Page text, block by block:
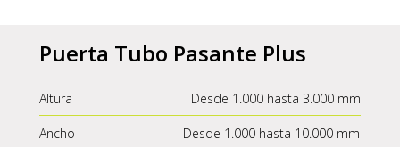
Puerta Tubo Pasante Plus
Altura Desde 1.000 hasta 3.000 mm
Ancho Desde 1.000 hasta 10.000 mm